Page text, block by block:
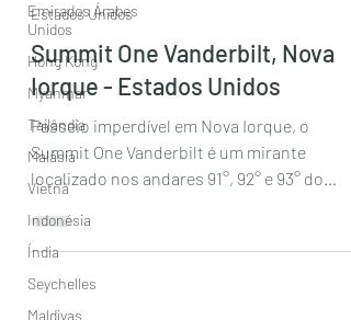
Emirados Árabes
Unidos
Hong Kong
Myanmar
Tailândia
Malásia
Vietnã
Indonésia
Índia
Seychelles
Maldivas
Estados Unidos
Summit One Vanderbilt, Nova
Iorque - Estados Unidos
Passeio imperdível em Nova Iorque, o
Summit One Vanderbilt é um mirante
localizado nos andares 91°, 92° e 93° do